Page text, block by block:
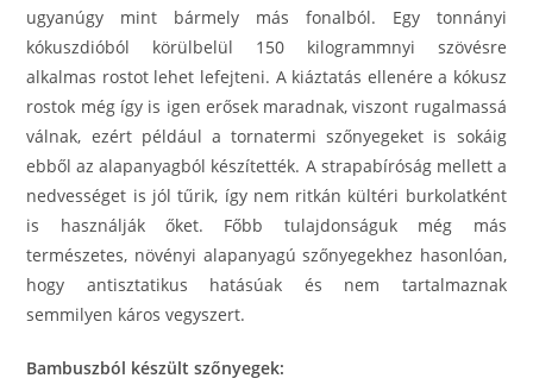
ugyanúgy mint bármely más fonalból. Egy tonnányi
kókuszdióból körülbelül 150 kilogrammnyi szövésre
alkalmas rostot lehet lefejteni. A kiáztatás ellenére a kókusz
rostok még így is igen erősek maradnak, viszont rugalmassá
válnak, ezért például a tornatermi szőnyegeket is sokáig
ebből az alapanyagból készítették. A strapabíróság mellett a
nedvességet is jól tűrik, így nem ritkán kültéri burkolatként
is használják őket. Főbb tulajdonságuk még más
természetes, növényi alapanyagú szőnyegekhez hasonlóan,
hogy antisztatikus hatásúak és nem tartalmaznak
semmilyen káros vegyszert.
Bambuszból készült szőnyegek: